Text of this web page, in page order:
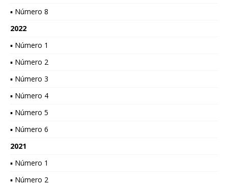
▪ Número 8
2022
▪ Número 1
▪ Número 2
▪ Número 3
▪ Número 4
▪ Número 5
▪ Número 6
2021
▪ Número 1
▪ Número 2